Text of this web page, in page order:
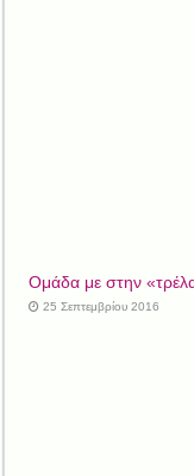
Ομάδα με στην
25 Σεπτεμβρίου 2016